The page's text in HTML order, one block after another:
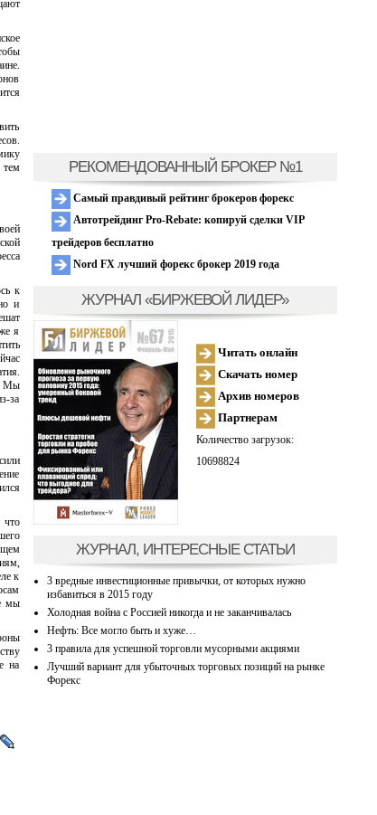
тем
к
и
я
Мы
за
что
к
мы
на
РЕКОМЕНДОВАННЫЙ БРОКЕР №1
Самый правдивый рейтинг брокеров форекс
Автотрейдинг Pro-Rebate: копируй сделки VIP
трейдеров бесплатно
Nord FX лучший форекс брокер 2019 года
ЖУРНАЛ «БИРЖЕВОЙ ЛИДЕР»
Читать онлайн
Скачать номер
Архив номеров
Партнерам
Количество загрузок:
10698824
ЖУРНАЛ, ИНТЕРЕСНЫЕ СТАТЬИ
3 вредные инвестиционные привычки, от которых нужно
избавиться в 2015 году
Холодная война с Россией никогда и не заканчивалась
Нефть: Все могло быть и хуже…
3 правила для успешной торговли мусорными акциями
Лучший вариант для убыточных торговых позиций на рынке
Форекс